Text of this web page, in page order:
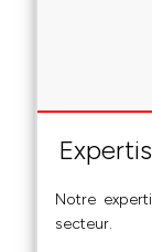
Notre
secteur.